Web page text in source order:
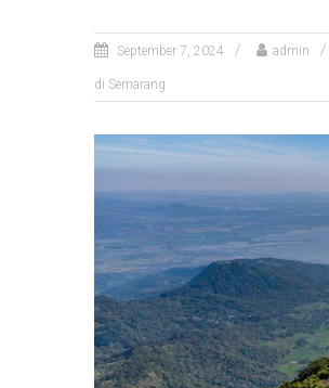
September 7, 2024 admin
di Semarang